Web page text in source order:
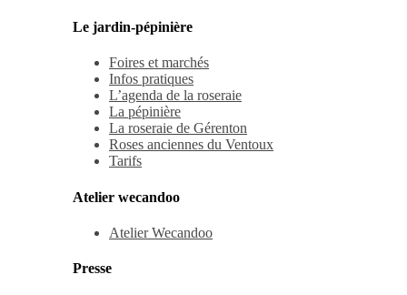
Le jardin-pépinière
Foires et marchés
Infos pratiques
L’agenda de la roseraie
La pépinière
La roseraie de Gérenton
Roses anciennes du Ventoux
Tarifs
Atelier wecandoo
Atelier Wecandoo
Presse